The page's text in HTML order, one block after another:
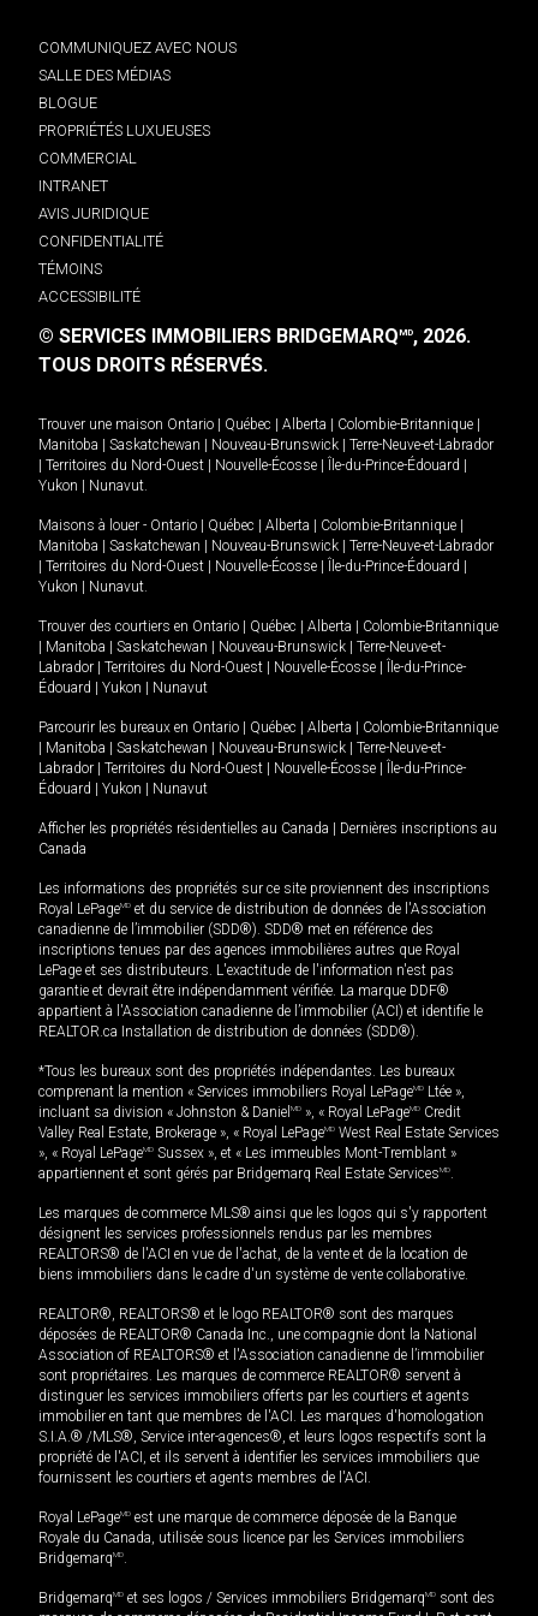
COMMUNIQUEZ AVEC NOUS
SALLE DES MÉDIAS
BLOGUE
PROPRIÉTÉS LUXUEUSES
COMMERCIAL
INTRANET
AVIS JURIDIQUE
CONFIDENTIALITÉ
TÉMOINS
ACCESSIBILITÉ
© SERVICES IMMOBILIERS BRIDGEMARQMD, 2026.
TOUS DROITS RÉSERVÉS.
Trouver une maison Ontario Québec Alberta Colombie-Britannique
Manitoba
Saskatchewan Nouveau-Brunswick
Terre-Neuve-et-Labrador
Territoires du Nord-Ouest Nouvelle-Écosse Île-du-Prince-Édouard
Yukon
Nunavut.
Maisons à louer - Ontario Québec Alberta Colombie-Britannique
Manitoba
Saskatchewan Nouveau-Brunswick
Terre-Neuve-et-Labrador
Territoires du Nord-Ouest Nouvelle-Écosse Île-du-Prince-Édouard
Yukon
Nunavut.
Trouver des courtiers en Ontario Québec Alberta
Colombie-Britannique
Manitoba Saskatchewan Nouveau-Brunswick
Terre-Neuve-et-
Labrador
Territoires du Nord-Ouest Nouvelle-Écosse
Île-du-Prince-
Édouard
Yukon Nunavut
Parcourir les bureaux en Ontario Québec Alberta
Colombie-Britannique
Manitoba Saskatchewan Nouveau-Brunswick
Terre-Neuve-et-
Labrador
Territoires du Nord-Ouest Nouvelle-Écosse
Île-du-Prince-
Édouard
Yukon Nunavut
Afficher les propriétés résidentielles au Canada
Dernières inscriptions au
Canada
Les informations des propriétés sur ce site proviennent des inscriptions
Royal LePageMD et du service de distribution de données de l'Association
canadienne de l’immobilier (SDD®). SDD® met en référence des
inscriptions tenues par des agences immobilières autres que Royal
LePage et ses distributeurs. L'exactitude de l'information n'est pas
garantie et devrait être indépendamment vérifiée. La marque DDF®
appartient à l'Association canadienne de l’immobilier (ACI) et identifie le
REALTOR.ca Installation de distribution de données (SDD®).
*Tous les bureaux sont des propriétés indépendantes. Les bureaux
comprenant la mention « Services immobiliers Royal LePageMD Ltée »,
incluant sa division « Johnston & Daniel MD », « Royal LePageMD Credit
Valley Real Estate, Brokerage », « Royal LePageMD West Real Estate Services
», « Royal LePageMD Sussex », et « Les immeubles Mont-Tremblant »
appartiennent et sont gérés par Bridgemarq Real Estate ServicesMD.
Les marques de commerce MLS® ainsi que les logos qui s'y rapportent
désignent les services professionnels rendus par les membres
REALTORS® de l'ACI en vue de l'achat, de la vente et de la location de
biens immobiliers dans le cadre d'un système de vente collaborative.
REALTOR®, REALTORS® et le logo REALTOR® sont des marques
déposées de REALTOR® Canada Inc., une compagnie dont la National
Association of REALTORS® et l'Association canadienne de l’immobilier
sont propriétaires. Les marques de commerce REALTOR® servent à
distinguer les services immobiliers offerts par les courtiers et agents
immobilier en tant que membres de l'ACI. Les marques d'homologation
S.I.A.® /MLS®, Service inter-agences®, et leurs logos respectifs sont la
propriété de l'ACI, et ils servent à identifier les services immobiliers que
fournissent les courtiers et agents membres de l'ACI.
Royal LePageMD est une marque de commerce déposée de la Banque
Royale du Canada, utilisée sous licence par les Services immobiliers
BridgemarqMD.
BridgemarqMD et ses logos / Services immobiliers BridgemarqMD sont des